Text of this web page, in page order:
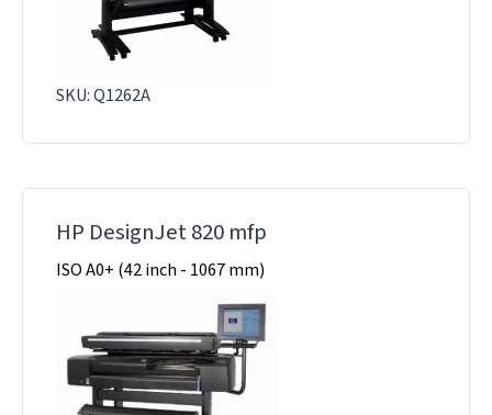
SKU: Q1262A
HP DesignJet 820 mfp
ISO A0+ (42 inch - 1067 mm)